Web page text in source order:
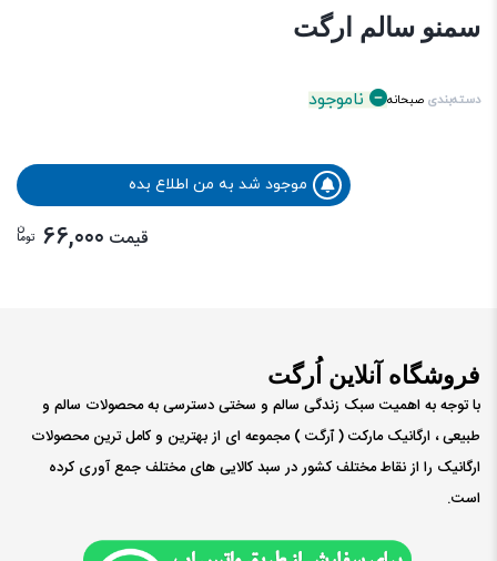
سمنو سالم ارگت
دسته‌بندی صبحانه ناموجود
موجود شد به من اطلاع بده
قیمت 66,000 توما
ن
فروشگاه آنلاین اُرگت
با توجه به اهمیت سبک زندگی سالم و سختی دسترسی به محصولات سالم و
طبیعی ، ارگانیک مارکت ( ٱرگت ) مجموعه ای از بهترین و کامل ترین محصولات
ارگانیک را از نقاط مختلف کشور در سبد کالایی های مختلف جمع آوری کرده
است.